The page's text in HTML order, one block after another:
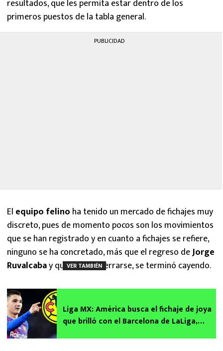
resultados, que les permita estar dentro de los
primeros puestos de la tabla general.
PUBLICIDAD
El equipo felino ha tenido un mercado de fichajes muy
discreto, pues de momento pocos son los movimientos
que se han registrado y en cuanto a fichajes se refiere,
ninguno se ha concretado, más que el regreso deJorge
Ruvalcabay que parecía cerrarse, se terminó cayendo.
VER TAMBIÉN
Liga MX: América busca el fichaje de joya
que brilló con el Barcelona de LaLiga,